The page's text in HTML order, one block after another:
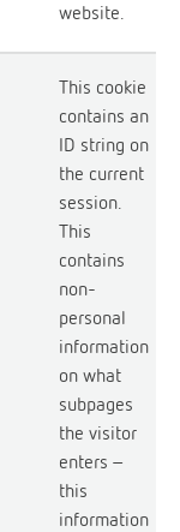
website.
This cookie
contains an
ID string on
the current
session.
This
contains
non-
personal
information
on what
subpages
the visitor
enters –
this
information